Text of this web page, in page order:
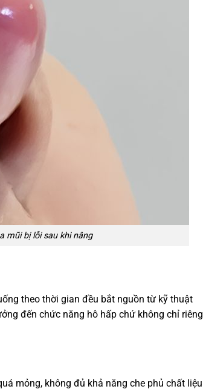
mũi bị lỗi sau khi nâng
theo thời gian đều bắt nguồn từ kỹ thuật
đến chức năng hô hấp chứ không chỉ riêng
mỏng, không đủ khả năng che phủ chất liệu